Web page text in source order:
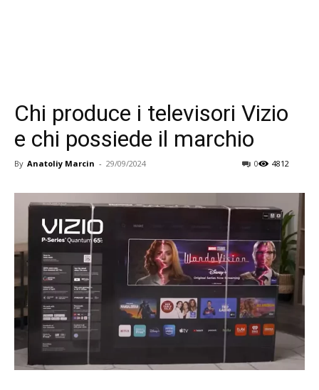
Chi produce i televisori Vizio
e chi possiede il marchio
By Anatoliy Marcin - 29/09/2024 4812
0